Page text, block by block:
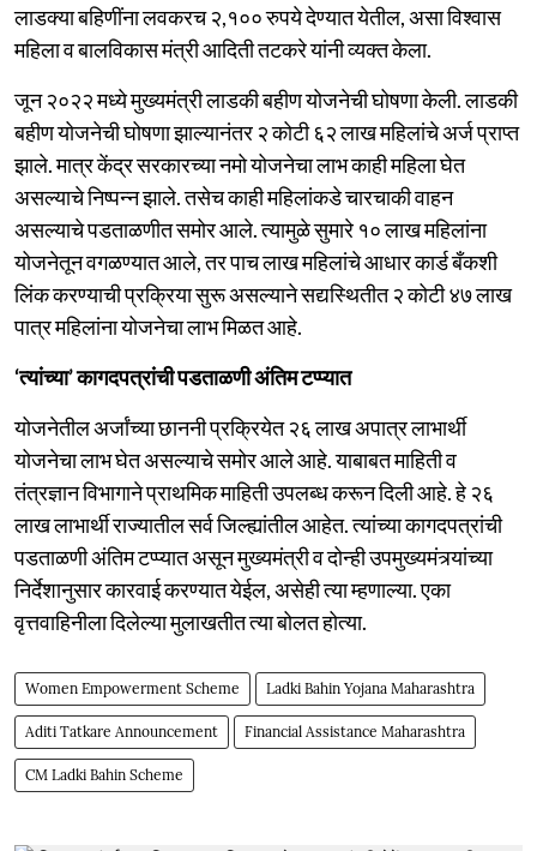
लाडक्या बहिणींना लवकरच २,१०० रुपये देण्यात येतील, असा विश्वास
महिला व बालविकास मंत्री आदिती तटकरे यांनी व्यक्त केला.
जून २०२२ मध्ये मुख्यमंत्री लाडकी बहीण योजनेची घोषणा केली. लाडकी
बहीण योजनेची घोषणा झाल्यानंतर २ कोटी ६२ लाख महिलांचे अर्ज प्राप्त
झाले. मात्र केंद्र सरकारच्या नमो योजनेचा लाभ काही महिला घेत
असल्याचे निष्पन्न झाले. तसेच काही महिलांकडे चारचाकी वाहन
असल्याचे पडताळणीत समोर आले. त्यामुळे सुमारे १० लाख महिलांना
योजनेतून वगळण्यात आले, तर पाच लाख महिलांचे आधार कार्ड बँकशी
लिंक करण्याची प्रक्रिया सुरू असल्याने सद्यस्थितीत २ कोटी ४७ लाख
पात्र महिलांना योजनेचा लाभ मिळत आहे.
‘त्यांच्या’ कागदपत्रांची पडताळणी अंतिम टप्प्यात
योजनेतील अर्जांच्या छाननी प्रक्रियेत २६ लाख अपात्र लाभार्थी
योजनेचा लाभ घेत असल्याचे समोर आले आहे. याबाबत माहिती व
तंत्रज्ञान विभागाने प्राथमिक माहिती उपलब्ध करून दिली आहे. हे २६
लाख लाभार्थी राज्यातील सर्व जिल्ह्यांतील आहेत. त्यांच्या कागदपत्रांची
पडताळणी अंतिम टप्प्यात असून मुख्यमंत्री व दोन्ही उपमुख्यमंत्र्यांच्या
निर्देशानुसार कारवाई करण्यात येईल, असेही त्या म्हणाल्या. एका
वृत्तवाहिनीला दिलेल्या मुलाखतीत त्या बोलत होत्या.
Women Empowerment Scheme Ladki Bahin Yojana Maharashtra
Aditi Tatkare Announcement Financial Assistance Maharashtra
CM Ladki Bahin Scheme